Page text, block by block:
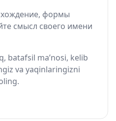
формы
смысл своего имени
batafsil ma’nosi, kelib
va yaqinlaringizni